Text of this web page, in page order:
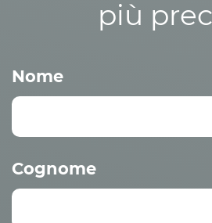
più
Nome
Cognome